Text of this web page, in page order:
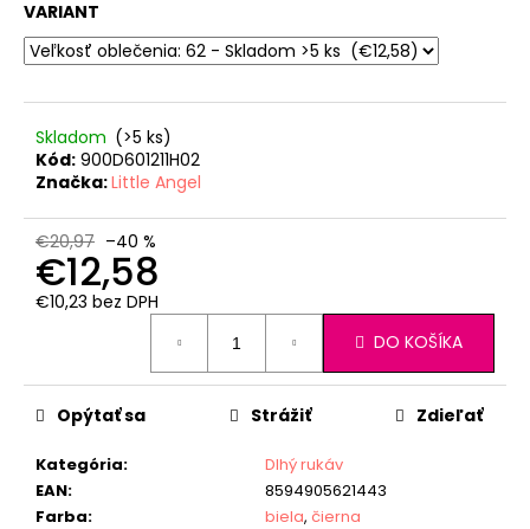
VARIANT
Skladom (>5 ks)
Kód: 900D601211H02
Značka:Little Angel
€20,97 –40 %
€12,58
€10,23 bez DPH
DO KOŠÍKA
Kategória:
Dlhý rukáv
EAN:
8594905621443
Farba: biela, čierna
Opýtať sa Strážiť Zdieľať